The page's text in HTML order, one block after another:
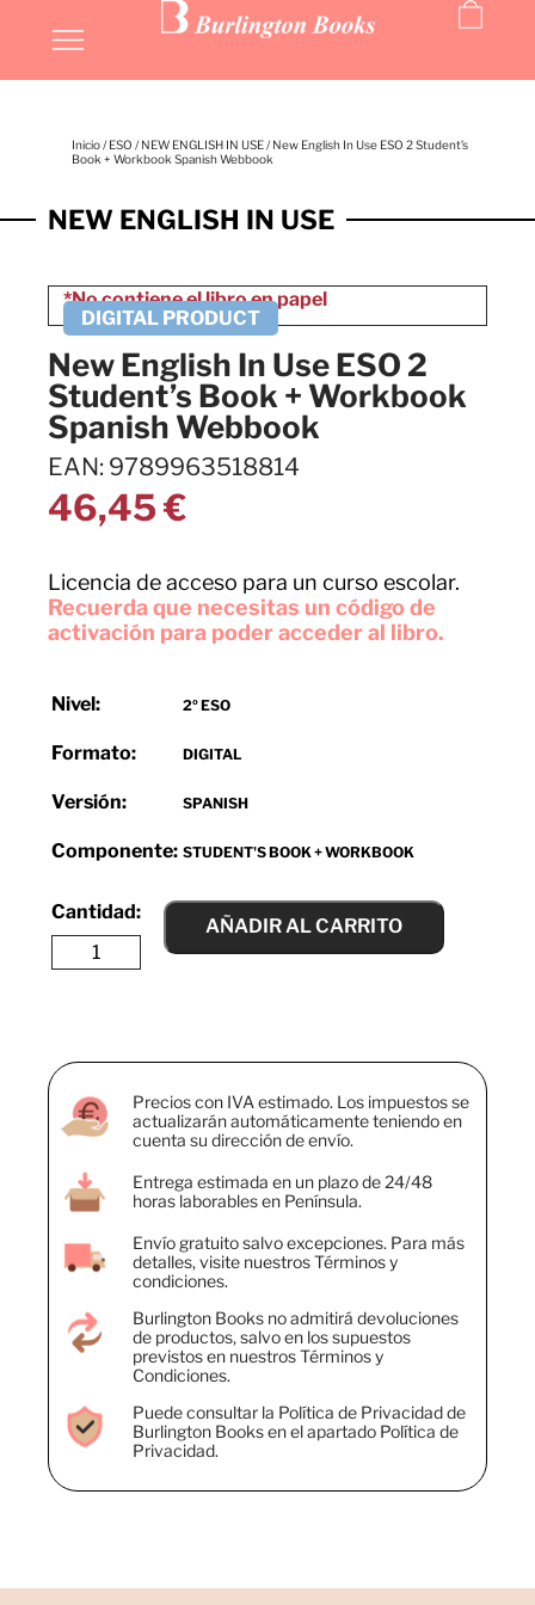
Inicio/ ESO / NEW ENGLISH IN USE/ New English In Use ESO 2 Student’s
Book + Workbook Spanish Webbook
NEW ENGLISH IN USE
New English In Use ESO 2
Student’s Book + Workbook
Spanish Webbook
EAN: 9789963518814
46,45€
Licencia de acceso para un curso escolar.
Recuerda que necesitas un código de
activación para poder acceder al libro.
Nivel: 2º ESO
Formato: DIGITAL
Versión: SPANISH
Componente: STUDENT'S BOOK + WORKBOOK
AÑADIR AL CARRITO
Precios con IVA estimado. Los impuestos se
actualizarán automáticamente teniendo en
cuenta su dirección de envío.
Entrega estimada en un plazo de 24/48
horas laborables en Península.
Envío gratuito salvo excepciones. Para más
detalles, visite nuestros Términos y
condiciones.
Burlington Books no admitirá devoluciones
de productos, salvo en los supuestos
previstos en nuestros Términos y
Condiciones.
Puede consultar la Política de Privacidad de
Burlington Books en el apartado Política de
Privacidad.